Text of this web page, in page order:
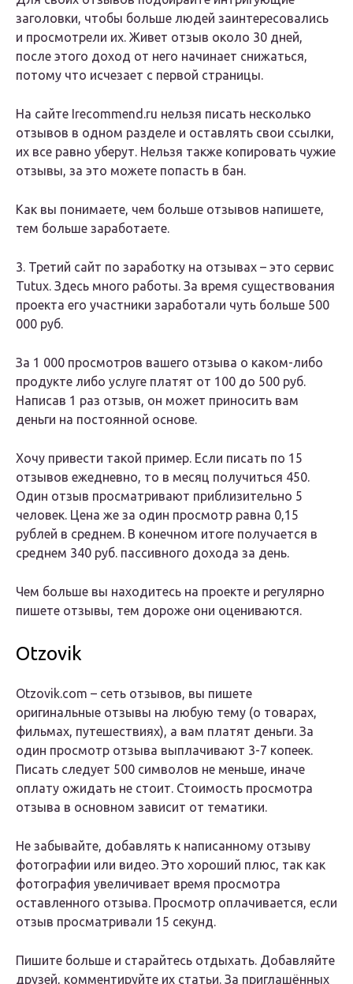
заголовки, чтобы больше людей заинтересовались
и просмотрели их. Живет отзыв около 30 дней,
после этого доход от него начинает снижаться,
потому что исчезает с первой страницы.
На сайте Irecommend.ru нельзя писать несколько
отзывов в одном разделе и оставлять свои ссылки,
их все равно уберут. Нельзя также копировать чужие
отзывы, за это можете попасть в бан.
Как вы понимаете, чем больше отзывов напишете,
тем больше заработаете.
3. Третий сайт по заработку на отзывах – это сервис
Tutux. Здесь много работы. За время существования
проекта его участники заработали чуть больше 500
000 руб.
За 1 000 просмотров вашего отзыва о каком-либо
продукте либо услуге платят от 100 до 500 руб.
Написав 1 раз отзыв, он может приносить вам
деньги на постоянной основе.
Хочу привести такой пример. Если писать по 15
отзывов ежедневно, то в месяц получиться 450.
Один отзыв просматривают приблизительно 5
человек. Цена же за один просмотр равна 0,15
рублей в среднем. В конечном итоге получается в
среднем 340 руб. пассивного дохода за день.
Чем больше вы находитесь на проекте и регулярно
пишете отзывы, тем дороже они оцениваются.
Otzovik
Otzovik.com – сеть отзывов, вы пишете
оригинальные отзывы на любую тему (о товарах,
фильмах, путешествиях), а вам платят деньги. За
один просмотр отзыва выплачивают 3-7 копеек.
Писать следует 500 символов не меньше, иначе
оплату ожидать не стоит. Стоимость просмотра
отзыва в основном зависит от тематики.
Не забывайте, добавлять к написанному отзыву
фотографии или видео. Это хороший плюс, так как
фотография увеличивает время просмотра
оставленного отзыва. Просмотр оплачивается, если
отзыв просматривали 15 секунд.
Пишите больше и старайтесь отдыхать. Добавляйте
друзей, комментируйте их статьи. За приглашённых